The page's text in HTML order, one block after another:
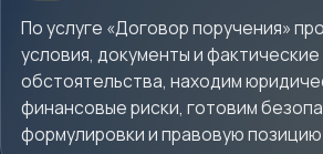
По услуге «Договор поручения»
условия, документы и фактические
обстоятельства, находим
финансовые риски, готовим
формулировки и правовую